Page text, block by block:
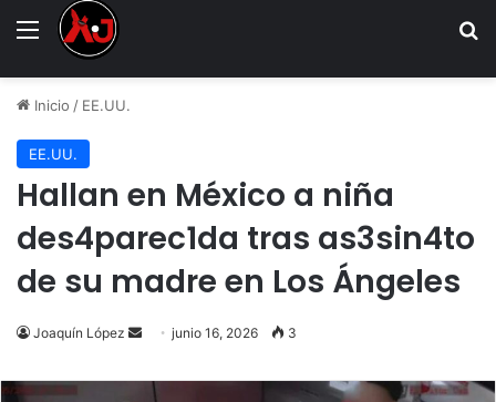
Menu
Inicio / EE.UU.
EE.UU.
Hallan en México a niña
des4parec1da tras as3sin4to
de su madre en Los Ángeles
Joaquín López
Send
email
junio 16, 2026 3